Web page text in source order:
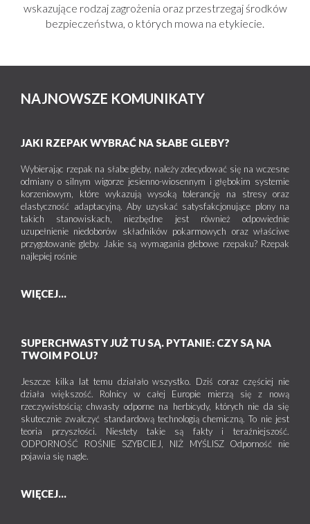
wskazujące rodzaj zagrożenia oraz przestrzegaj środków
bezpieczeństwa, o których mowa na etykiecie.
NAJNOWSZE KOMUNIKATY
JAKI RZEPAK WYBRAĆ NA SŁABE GLEBY?
Wybierając rzepak na słabe gleby, należy zdecydować się na wczesne
odmiany o silnym wigorze jesienno-wiosennym i głębokim systemie
korzeniowym, które wykazują wysoką tolerancję na stresy oraz
elastyczność adaptacyjną. Aby uzyskać satysfakcjonujące plony na
takich stanowiskach, niezbędne jest również odpowiednie
uzupełnienie niedoborów składników pokarmowych oraz właściwe
przygotowanie gleby. Jakie są wymagania glebowe rzepaku? Rzepak
najlepiej rośnie
WIĘCEJ...
SUPERCHWASTY JUŻ TU SĄ. PYTANIE: CZY SĄ NA
TWOIM POLU?
Jeszcze kilka lat temu działało wszystko. Dziś coraz częściej nie
działa większość. Rolnicy w całej Europie mierzą się z nową
rzeczywistością: chwasty odporne na herbicydy, których nie da się
skutecznie zwalczyć standardową technologią chemiczną. To nie jest
teoria przyszłości. Niestety takie są fakty i teraźniejszość.
ODPORNOŚĆ ROŚNIE SZYBCIEJ, NIŻ MYŚLISZ Odporność nie
pojawia się nagle.
WIĘCEJ...